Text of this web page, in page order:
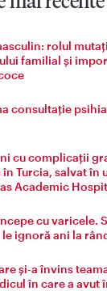
rolul
familial și
consultație
cu complicații
Turcia, salvat în
Academic
cu varicele.
ignoră ani la
și-a învins
în care a avut